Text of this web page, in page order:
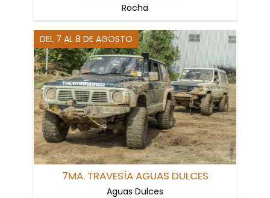
Rocha
DEL 7 AL 8 DE AGOSTO
7MA. TRAVESÍA AGUAS DULCES
Aguas Dulces